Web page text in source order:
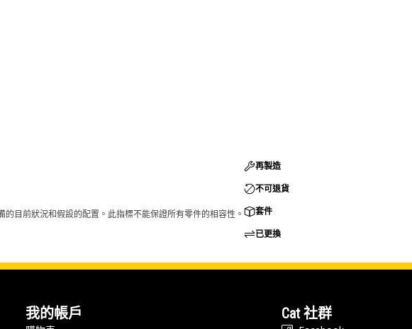
目前狀況和假設的配置。此指標不能保證所有零件的相容性。
再製造
不可退貨
套件
已更換
我的帳戶 Cat 社群